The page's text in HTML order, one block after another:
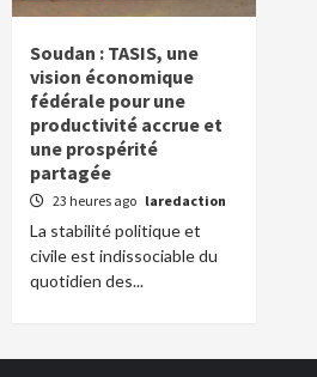
Soudan : TASIS, une
vision économique
fédérale pour une
productivité accrue et
une prospérité
partagée
23 heures ago laredaction
La stabilité politique et
civile est indissociable du
quotidien des...